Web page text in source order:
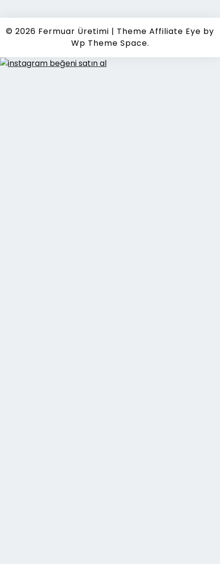
© 2026 Fermuar Üretimi | Theme Affiliate Eye by
Wp Theme Space.